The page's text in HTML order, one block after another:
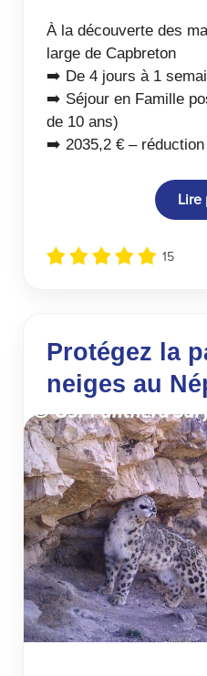
À la découverte des
large de Capbreton
➡️ De 4 jours à 1
➡️ Séjour en Famille
de 10 ans)
➡️ 2035,2 € –
Lire
15
Protégez la
neiges au